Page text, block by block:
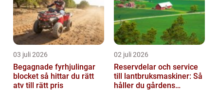
03 juli 2026
Begagnade fyrhjulingar
blocket så hittar du rätt
atv till rätt pris
02 juli 2026
Reservdelar och service
till lantbruksmaskiner: Så
håller du gårdens